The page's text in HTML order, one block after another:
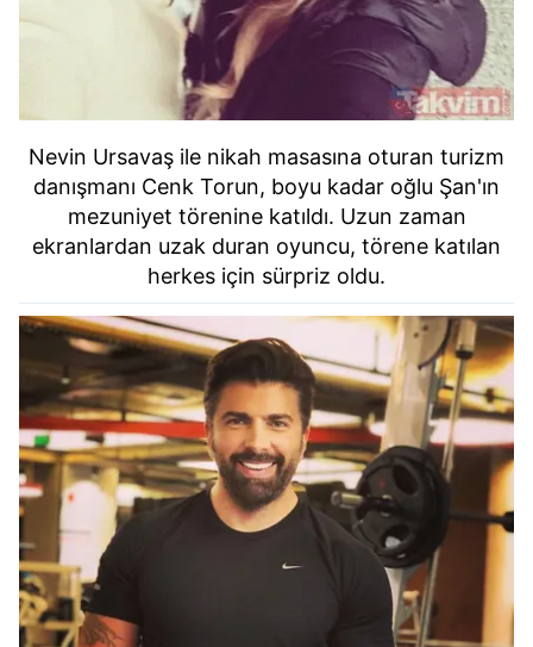
Nevin Ursavaş ile nikah masasına oturan turizm
danışmanı Cenk Torun, boyu kadar oğlu Şan'ın
mezuniyet törenine katıldı. Uzun zaman
ekranlardan uzak duran oyuncu, törene katılan
herkes için sürpriz oldu.